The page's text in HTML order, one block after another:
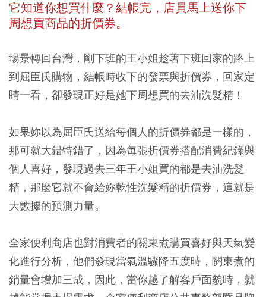
它知道你想買什麼？ 結帳完，店員馬上送你下
周想買商品的折價券。
場景轉回台灣，剛下班的王小姐趁著下班回家的路上
到屈臣氏購物，結帳時收下的發票與折價券，回家定
睛一看，卻發現正好是她下周想買的去油洗髮精！
如果妳以為屈臣氏送給每個人的折價券都是一樣的，
那可就大錯特錯了，因為每張折價券搭配消費紀錄與
個人喜好，發現過去三年王小姐買的都是去油洗髮
精，那麼它就不會給妳乾性洗髮精的折價券，這就是
大數據的預測力量。
全家便利商店也對消費者的關東煮購買喜好與天氣變
化進行分析，他們發現當氣溫驟降五度時，關東煮的
銷量會增加三成，因此，當你越了解客戶面貌時，就